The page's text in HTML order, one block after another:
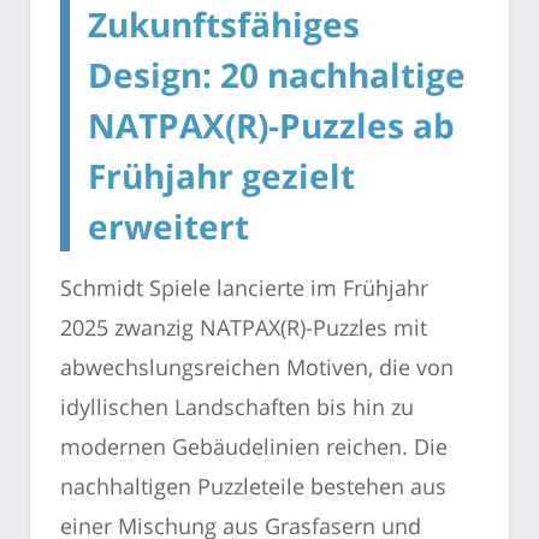
Zukunftsfähiges
Design: 20 nachhaltige
NATPAX(R)-Puzzles ab
Frühjahr gezielt
erweitert
Schmidt Spiele lancierte im Frühjahr
2025 zwanzig NATPAX(R)-Puzzles mit
abwechslungsreichen Motiven, die von
idyllischen Landschaften bis hin zu
modernen Gebäudelinien reichen. Die
nachhaltigen Puzzleteile bestehen aus
einer Mischung aus Grasfasern und